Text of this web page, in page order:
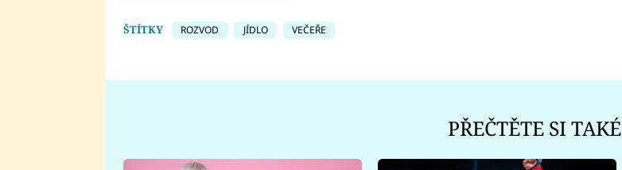
ŠTÍTKY ROZVOD JÍDLO VEČEŘE
PŘEČTĚTE SI TAKÉ